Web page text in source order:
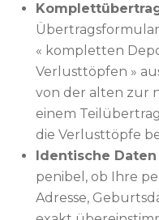
« kompletten
Verlusttöpfen »
von der alten zur
einem
die Verlusttöpfe
Identische
penibel, ob Ihre
Adresse,